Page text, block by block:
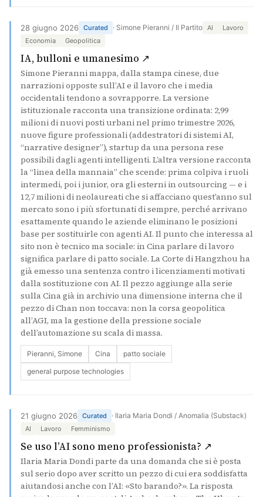
28 giugno 2026 Curated · Simone Pieranni / Il Partito AI
Lavoro
Economia
Geopolitica
IA, bulloni e umanesimo ↗
Simone Pieranni mappa, dalla stampa cinese, due
narrazioni opposte sull’AI e il lavoro che i media
occidentali tendono a sovrapporre. La versione
istituzionale racconta una transizione ordinata: 2,99
milioni di nuovi posti urbani nel primo trimestre 2026,
nuove figure professionali (addestratori di sistemi AI,
“narrative designer”), startup da una persona rese
possibili dagli agenti intelligenti. L’altra versione racconta
la “linea della mannaia” che scende: prima colpiva i ruoli
intermedi, poi i junior, ora gli esterni in outsourcing — e i
12,7 milioni di neolaureati che si affacciano quest’anno sul
mercato sono i più sfortunati di sempre, perché arrivano
esattamente quando le aziende eliminano le posizioni
base per sostituirle con agenti AI. Il punto che interessa al
sito non è tecnico ma sociale: in Cina parlare di lavoro
significa parlare di patto sociale. La Corte di Hangzhou ha
già emesso una sentenza contro i licenziamenti motivati
dalla sostituzione con AI. Il pezzo aggiunge alla serie
sulla Cina già in archivio una dimensione interna che il
pezzo di Chan non toccava: non la corsa geopolitica
all’AGI, ma la gestione della pressione sociale
dell’automazione su scala di massa.
Pieranni, Simone Cina
patto sociale
general purpose technologies
21 giugno 2026 Curated · Ilaria Maria Dondi / Anomalia (Substack)
AI Lavoro Femminismo
Se uso l’AI sono meno professionista? ↗
Ilaria Maria Dondi parte da una domanda che si è posta
sul serio dopo aver scritto un pezzo di cui era soddisfatta
aiutandosi anche con l’AI: «Sto barando?». La risposta